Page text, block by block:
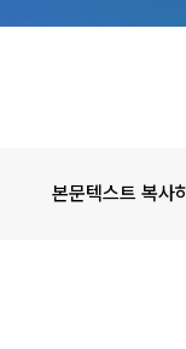
본문텍스트 복사